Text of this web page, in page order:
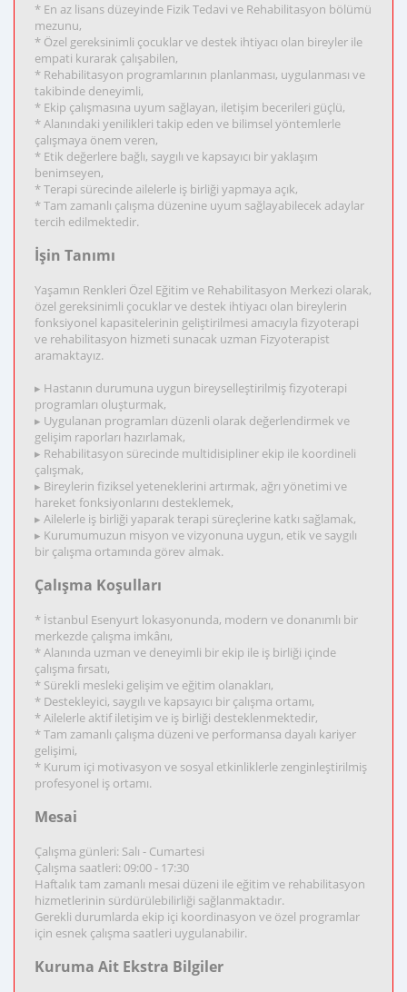
* En az lisans düzeyinde Fizik Tedavi ve Rehabilitasyon bölümü
mezunu,
* Özel gereksinimli çocuklar ve destek ihtiyacı olan bireyler ile
empati kurarak çalışabilen,
* Rehabilitasyon programlarının planlanması, uygulanması ve
takibinde deneyimli,
* Ekip çalışmasına uyum sağlayan, iletişim becerileri güçlü,
* Alanındaki yenilikleri takip eden ve bilimsel yöntemlerle
çalışmaya önem veren,
* Etik değerlere bağlı, saygılı ve kapsayıcı bir yaklaşım
benimseyen,
* Terapi sürecinde ailelerle iş birliği yapmaya açık,
* Tam zamanlı çalışma düzenine uyum sağlayabilecek adaylar
tercih edilmektedir.
İşin Tanımı
Yaşamın Renkleri Özel Eğitim ve Rehabilitasyon Merkezi olarak,
özel gereksinimli çocuklar ve destek ihtiyacı olan bireylerin
fonksiyonel kapasitelerinin geliştirilmesi amacıyla fizyoterapi
ve rehabilitasyon hizmeti sunacak uzman Fizyoterapist
aramaktayız.
▸ Hastanın durumuna uygun bireyselleştirilmiş fizyoterapi
programları oluşturmak,
▸ Uygulanan programları düzenli olarak değerlendirmek ve
gelişim raporları hazırlamak,
▸ Rehabilitasyon sürecinde multidisipliner ekip ile koordineli
çalışmak,
▸ Bireylerin fiziksel yeteneklerini artırmak, ağrı yönetimi ve
hareket fonksiyonlarını desteklemek,
▸ Ailelerle iş birliği yaparak terapi süreçlerine katkı sağlamak,
▸ Kurumumuzun misyon ve vizyonuna uygun, etik ve saygılı
bir çalışma ortamında görev almak.
Çalışma Koşulları
* İstanbul Esenyurt lokasyonunda, modern ve donanımlı bir
merkezde çalışma imkânı,
* Alanında uzman ve deneyimli bir ekip ile iş birliği içinde
çalışma fırsatı,
* Sürekli mesleki gelişim ve eğitim olanakları,
* Destekleyici, saygılı ve kapsayıcı bir çalışma ortamı,
* Ailelerle aktif iletişim ve iş birliği desteklenmektedir,
* Tam zamanlı çalışma düzeni ve performansa dayalı kariyer
gelişimi,
* Kurum içi motivasyon ve sosyal etkinliklerle zenginleştirilmiş
profesyonel iş ortamı.
Mesai
Çalışma günleri: Salı - Cumartesi
Çalışma saatleri: 09:00 - 17:30
Haftalık tam zamanlı mesai düzeni ile eğitim ve rehabilitasyon
hizmetlerinin sürdürülebilirliği sağlanmaktadır.
Gerekli durumlarda ekip içi koordinasyon ve özel programlar
için esnek çalışma saatleri uygulanabilir.
Kuruma Ait Ekstra Bilgiler